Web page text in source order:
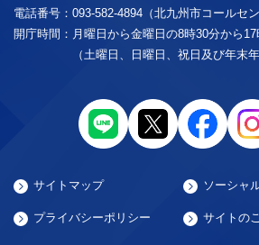
電話番号： 093-582-4894（北九州市コールセン
開庁時間： 月曜日から金曜日の8時30分から
（土曜日、日曜日、祝日及び年末
サイトマップ ソーシャ
プライバシーポリシー サイトの